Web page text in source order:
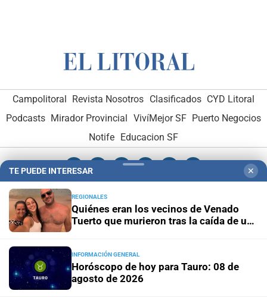
Campolitoral Revista Nosotros Clasificados CYD Litoral
Podcasts Mirador Provincial VivíMejor SF Puerto Negocios
Notife Educacion SF
Hemeroteca Digital (1930-1979)
Administración y Publicidad
Opcionales con El Litoral
MediaKit
TE PUEDE INTERESAR ✕
REGIONALES
Quiénes eran los vecinos de Venado
Tuerto que murieron tras la caída de un
INFORMACIÓN GENERAL
Horóscopo de hoy para Tauro: 08 de
agosto de 2026